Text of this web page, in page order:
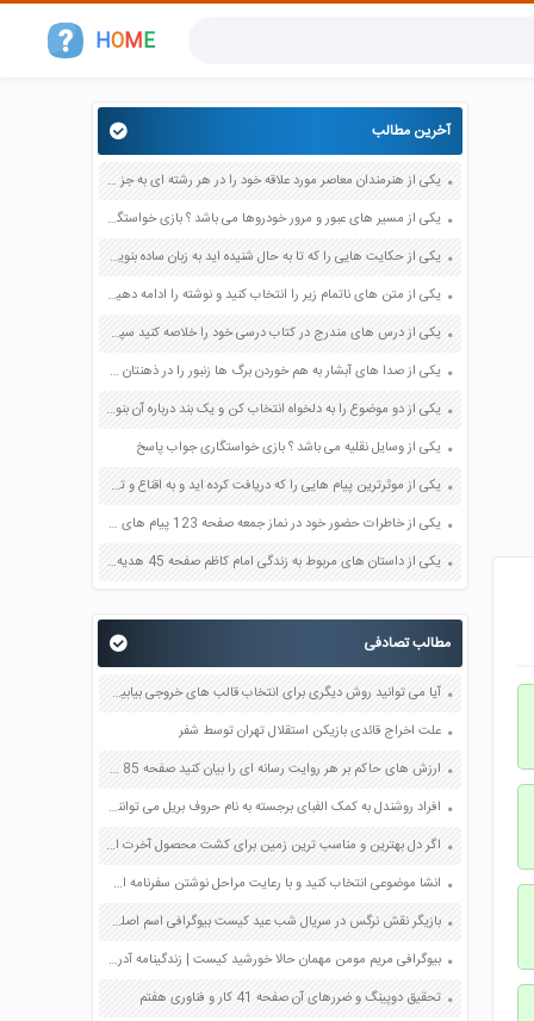
HOME
آخرین مطالب
یکی از هنرمندان معاصر مورد علاقه خود را در هر رشته ای به جز عکاسی صفحه 69 فرهنگ و هنر نهم
یکی از مسیر های عبور و مرور خودروها می باشد ؟ بازی خواستگاری جواب پاسخ
یکی از حکایت هایی را که تا به حال شنیده اید به زبان ساده بنویسید صفحه 97 نگارش ششم دبستان
یکی از متن های ناتمام زیر را انتخاب کنید و نوشته را ادامه دهید صفحه 73 و 74 کتاب نگارش فارسی پنجم دبستان
یکی از درس های مندرج در کتاب درسی خود را خلاصه کنید سپس متن خلاصه شده را با بهره گیری از روش های دسته بندی نمودار جدول نقشه مفهومی نشان دهید صفحه 118 نگارش یازدهم
یکی از صدا های آبشار به هم خوردن برگ ها زنبور را در ذهنتان مجسم کنید و درباره آن یک بند بنویسید صفحه 11 نگارش پنجم
یکی از دو موضوع را به دلخواه انتخاب کن و یک بند درباره آن بنویس صفحه 35 کتاب نگارش فارسی سوم
یکی از وسایل نقلیه می باشد ؟ بازی خواستگاری جواب پاسخ
یکی از موثرترین پیام هایی را که دریافت کرده اید و به اقناع و تغییری جدی در شما منجر شده است برسی کنید و علت این تاثیر گذاری قابل توجه را بنویسید صفحه 52 تفکر و سواد رسانه ای دهم
یکی از خاطرات حضور خود در نماز جمعه صفحه 123 پیام های آسمان هفتم
یکی از داستان های مربوط به زندگی امام کاظم صفحه 45 هدیه های آسمان چهارم
مطالب تصادفی
آیا می توانید روش دیگری برای انتخاب قالب های خروجی بیابید؟ صفحه 73 کار و فناوری هشتم
علت اخراج قائدی بازیکن استقلال تهران توسط شفر
ارزش های حاکم بر هر روایت رسانه ای را بیان کنید صفحه 85 تفکر و سواد رسانه ای دهم
افراد روشندل به کمک الفبای برجسته به نام حروف بریل می توانند بخوانند چرا این افراد برای خواندن از سرانگشتان خود استفاده می کنند؟ صفحه 60 علوم پنجم
اگر دل بهترین و مناسب ترین زمین برای کشت محصول آخرت است چهار شرط دیگر کدام اند صفحه 93 دین و زندگی دهم
انشا موضوعی انتخاب کنید و با رعایت مراحل نوشتن سفرنامه ای بنویسید صفحه 101 و 102 نگارش یازدهم
بازیگر نقش نرگس در سریال شب عید کیست بیوگرافی اسم اصلی واقعی ویکی پدیا
بیوگرافی مریم مومن مهمان حالا خورشید کیست | زندگینامه آدرس اینستاگرام
تحقیق دوپینگ و ضررهای آن صفحه 41 کار و فناوری هفتم